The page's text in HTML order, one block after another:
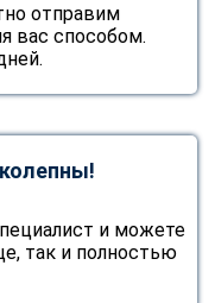
отправим
вас способом.
и можете
так и полностью